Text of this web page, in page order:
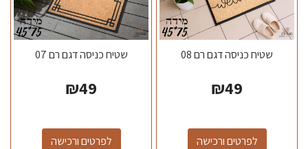
שטיח כניסה דגם רם 08
₪49
לפרטים ורכישה
שטיח כניסה דגם רם 07
₪49
לפרטים ורכישה